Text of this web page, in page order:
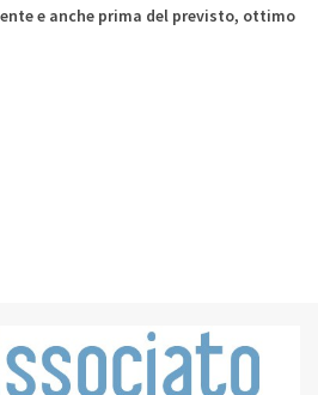
e anche prima del previsto, ottimo